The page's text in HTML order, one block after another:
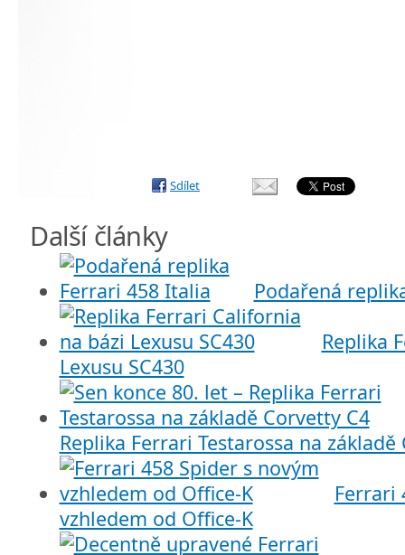
Sdílet
Další články
Podařená
Replika
Lexusu SC430
Replika Ferrari Testarossa na základě
Ferrari
vzhledem od Office-K